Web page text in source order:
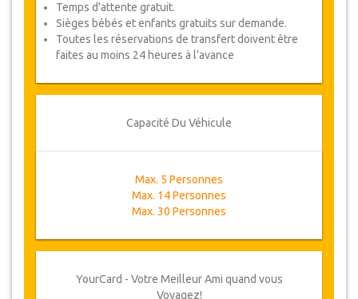
Temps d'attente gratuit.
Sièges bébés et enfants gratuits sur demande.
Toutes les réservations de transfert doivent être
faites au moins 24 heures à l'avance
Capacité Du Véhicule
Max. 5 Personnes
Max. 14 Personnes
Max. 30 Personnes
YourCard - Votre Meilleur Ami quand vous
Voyagez!